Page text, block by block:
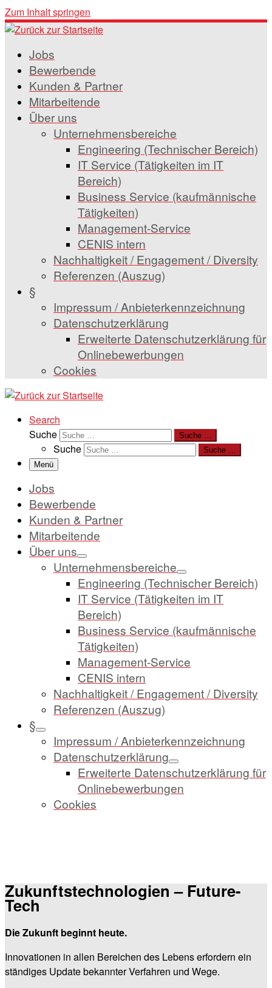
Zum Inhalt springen
Jobs
Bewerbende
Kunden & Partner
Mitarbeitende
Über uns
Unternehmensbereiche
Engineering (Technischer Bereich)
IT Service (Tätigkeiten im IT
Bereich)
Business Service (kaufmännische
Tätigkeiten)
Management-Service
CENIS intern
Nachhaltigkeit / Engagement / Diversity
Referenzen (Auszug)
§
Impressum / Anbieterkennzeichnung
Datenschutzerklärung
Erweiterte Datenschutzerklärung für
Onlinebewerbungen
Cookies
Search
Suche
Suche …
Suche
Suche …
Menü
Jobs
Bewerbende
Kunden & Partner
Mitarbeitende
Über uns
Unternehmensbereiche
Engineering (Technischer Bereich)
IT Service (Tätigkeiten im IT
Bereich)
Business Service (kaufmännische
Tätigkeiten)
Management-Service
CENIS intern
Nachhaltigkeit / Engagement / Diversity
Referenzen (Auszug)
§
Impressum / Anbieterkennzeichnung
Datenschutzerklärung
Erweiterte Datenschutzerklärung für
Onlinebewerbungen
Cookies
Zukunftstechnologien – Future-
Tech
Die Zukunft beginnt heute.
Innovationen in allen Bereichen des Lebens erfordern ein
ständiges Update bekannter Verfahren und Wege.